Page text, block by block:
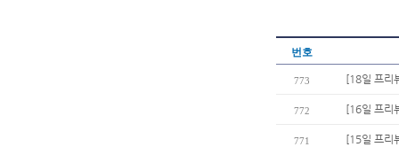
번호
773 [18일 프리
772 [16일 프리
771 [15일 프리